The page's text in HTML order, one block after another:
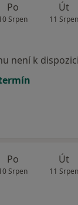
Po
Srpen
Út
11
není k
Po
Srpen
Út
11